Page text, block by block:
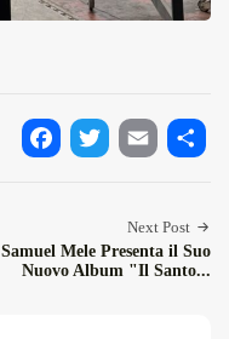
Next Post
Samuel Mele Presenta il Suo
Nuovo Album "Il Santo...